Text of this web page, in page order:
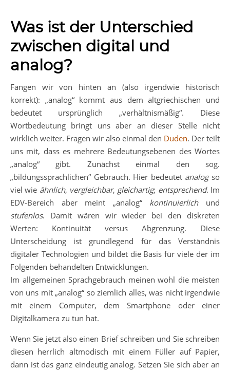
Was ist der Unterschied
zwischen digital und
analog?
Fangen wir von hinten an (also irgendwie historisch
korrekt): „analog“ kommt aus dem altgriechischen und
bedeutet ursprünglich „verhältnismäßig“. Diese
Wortbedeutung bringt uns aber an dieser Stelle nicht
wirklich weiter. Fragen wir also einmal den Duden. Der teilt
uns mit, dass es mehrere Bedeutungsebenen des Wortes
„analog“ gibt. Zunächst einmal den sog.
„bildungssprachlichen“ Gebrauch. Hier bedeutet analogso
viel wie ähnlich, vergleichbar, gleichartig; entsprechend. Im
EDV-Bereich aber meint „analog“ kontinuierlich und
stufenlos. Damit wären wir wieder bei den diskreten
Werten: Kontinuität versus Abgrenzung. Diese
Unterscheidung ist grundlegend für das Verständnis
digitaler Technologien und bildet die Basis für viele der im
Folgenden behandelten Entwicklungen.
Im allgemeinen Sprachgebrauch meinen wohl die meisten
von uns mit „analog“ so ziemlich alles, was nicht irgendwie
mit einem Computer, dem Smartphone oder einer
Digitalkamera zu tun hat.
Wenn Sie jetzt also einen Brief schreiben und Sie schreiben
diesen herrlich altmodisch mit einem Füller auf Papier,
dann ist das ganz eindeutig analog. Setzen Sie sich aber an